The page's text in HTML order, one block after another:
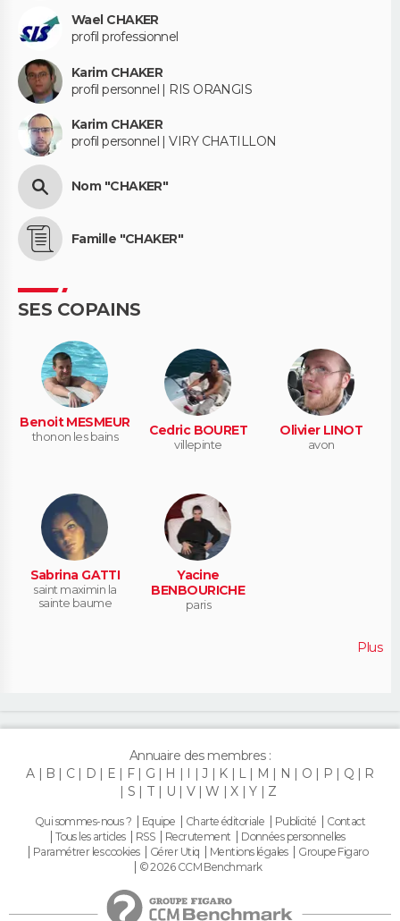
Wael CHAKER
profil professionnel
Karim CHAKER
profil personnel | RIS ORANGIS
Karim CHAKER
profil personnel | VIRY CHATILLON
Nom "CHAKER"
Famille "CHAKER"
SES COPAINS
Benoit MESMEUR
thonon les bains Cedric BOURET
villepinte
Olivier LINOT
avon
Sabrina GATTI
saint maximin la
sainte baume
Yacine
BENBOURICHE
paris
Plus
Annuaire des membres :
A
B C D E F G H J K L M N O P Q
R
S
T U V W X Y Z
Qui sommes-nous ? Equipe Charte éditoriale Publicité
Contact
Tous les articles
RSS Recrutement
Données personnelles
Paramétrer les cookies
Gérer Utiq Mentions légales
Groupe Figaro
© 2026 CCM Benchmark